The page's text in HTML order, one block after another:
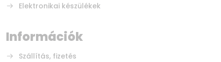
Elektronikai készülékek
Információk
Szállítás, fizetés